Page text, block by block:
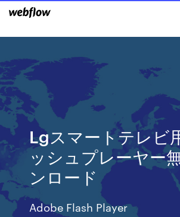
Lgスマートテレビ
ッシュプレーヤー
ンロード
Adobe Flash Player